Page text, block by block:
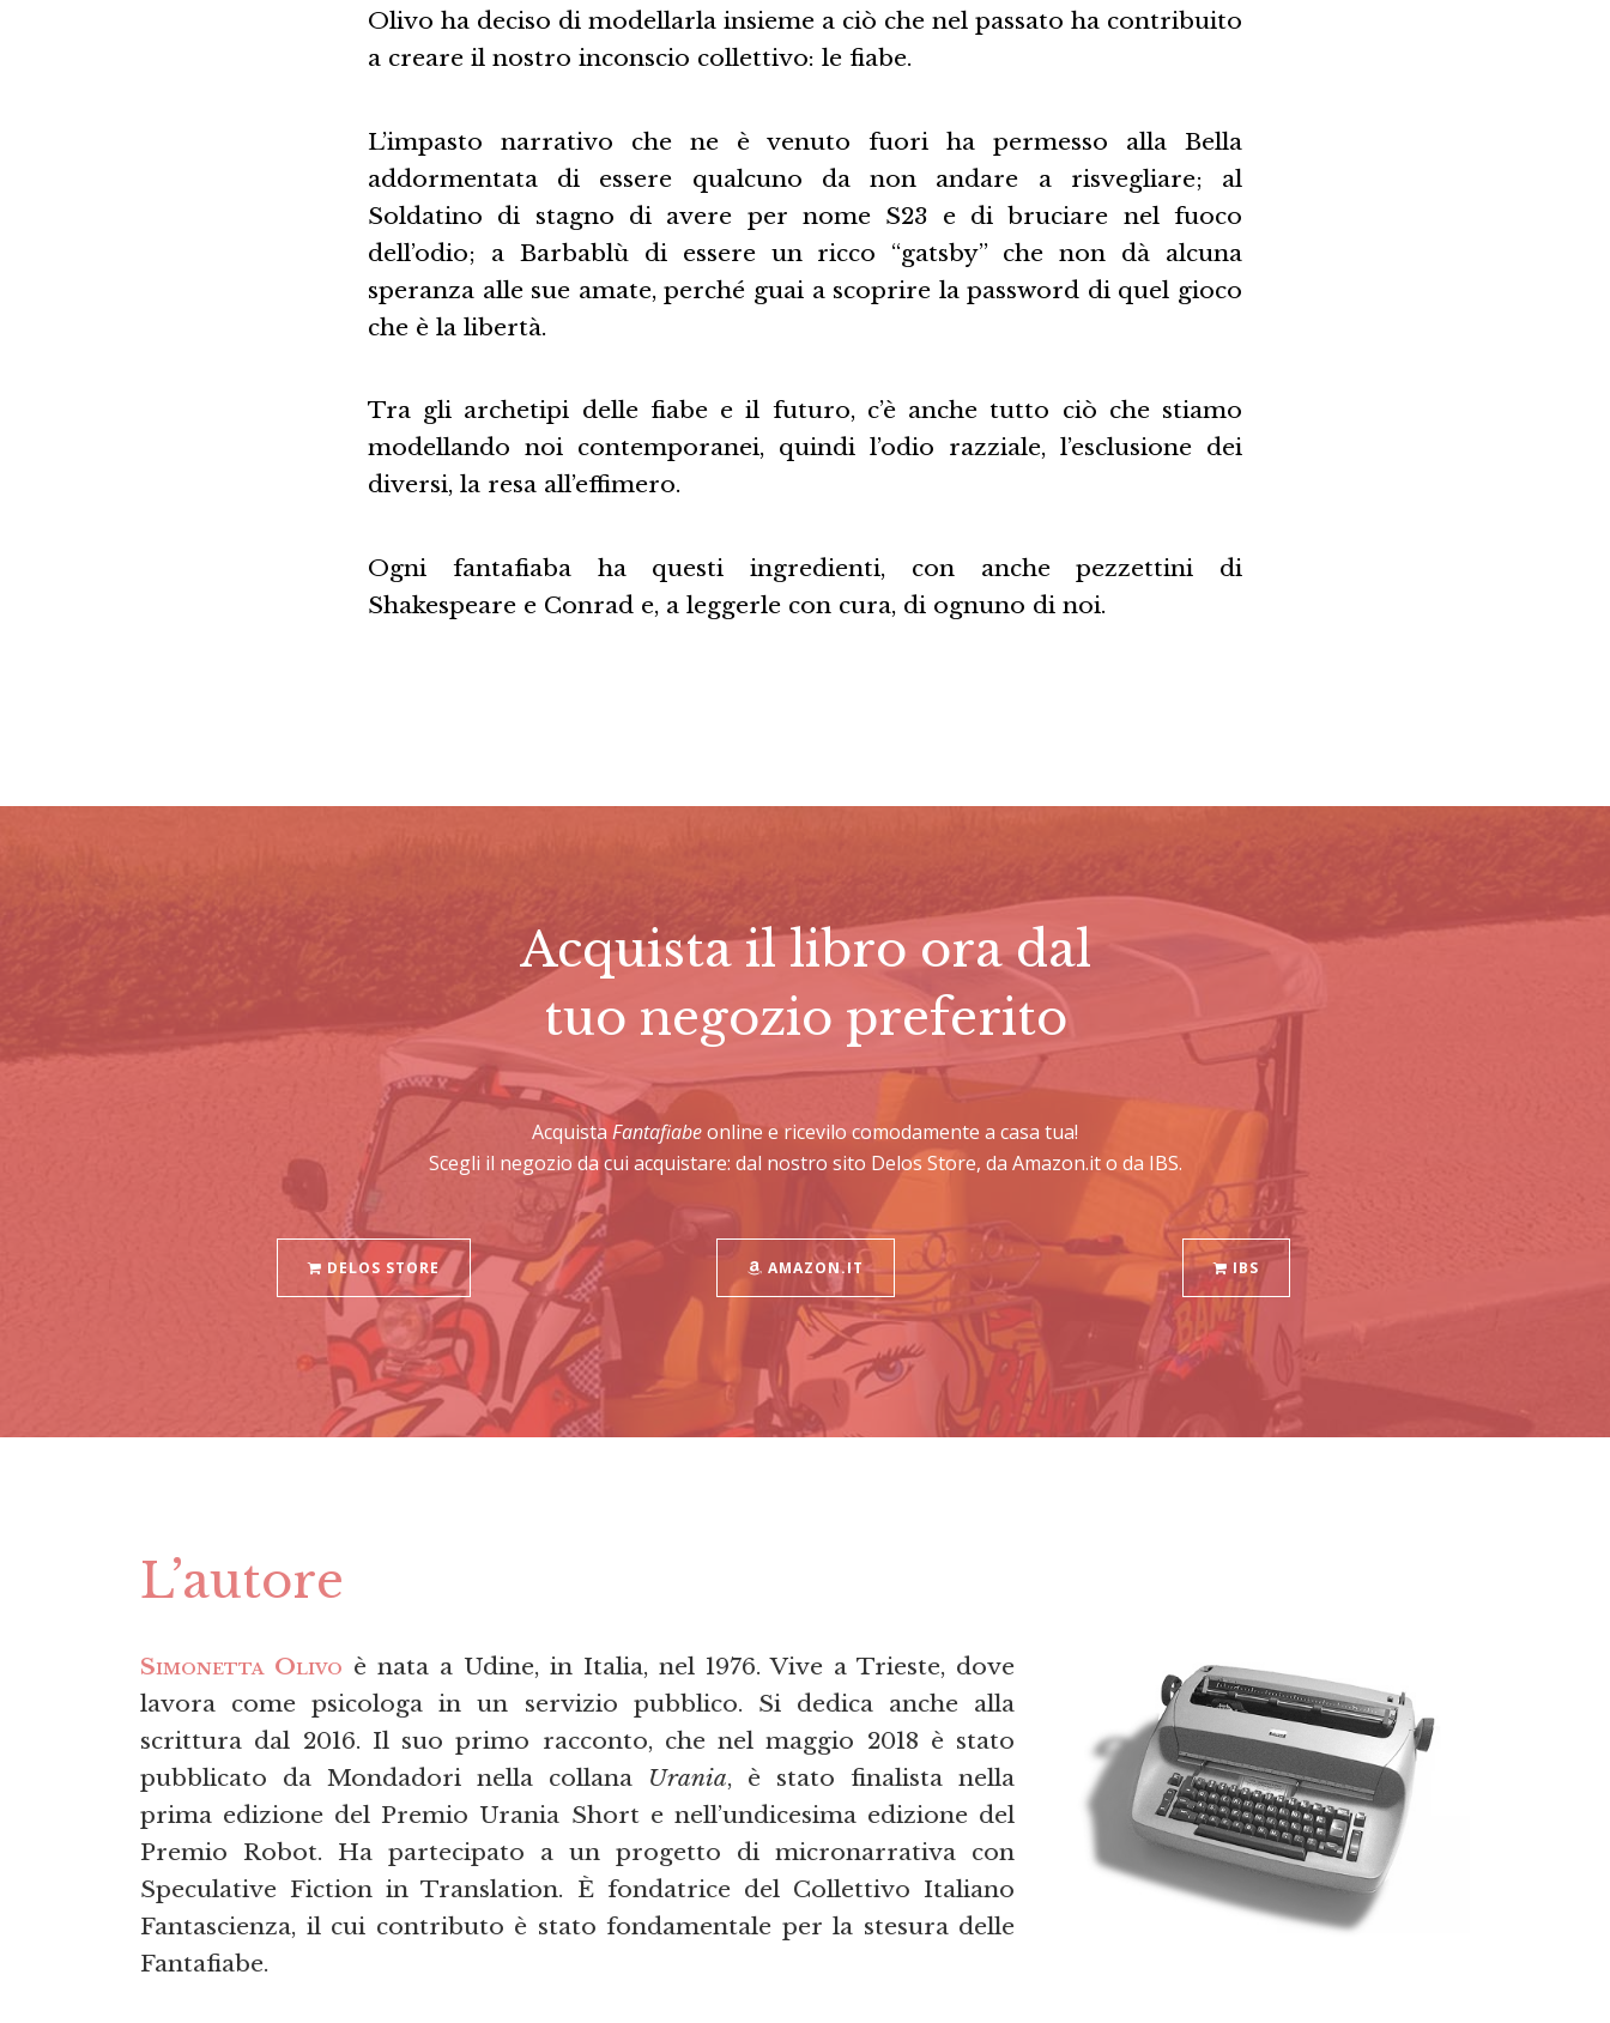
Olivo ha deciso di modellarla insieme a ciò che nel passato ha contribuito
a creare il nostro inconscio collettivo: le fiabe.
L’impasto narrativo che ne è venuto fuori ha permesso alla Bella
addormentata di essere qualcuno da non andare a risvegliare; al
Soldatino di stagno di avere per nome S23 e di bruciare nel fuoco
dell’odio; a Barbablù di essere un ricco “gatsby” che non dà alcuna
speranza alle sue amate, perché guai a scoprire la password di quel gioco
che è la libertà.
Tra gli archetipi delle fiabe e il futuro, c’è anche tutto ciò che stiamo
modellando noi contemporanei, quindi l’odio razziale, l’esclusione dei
diversi, la resa all’effimero.
Ogni fantafiaba ha questi ingredienti, con anche pezzettini di
Shakespeare e Conrad e, a leggerle con cura, di ognuno di noi.
Acquista il libro ora dal
tuo negozio preferito
Acquista Fantafiabeonline e ricevilo comodamente a casa tua!
Scegli il negozio da cui acquistare: dal nostro sito Delos Store, da Amazon.it o da IBS.
DELOS STORE AMAZON.IT IBS
L’autore
Simonetta Olivo è nata a Udine, in Italia, nel 1976. Vive a Trieste, dove
lavora come psicologa in un servizio pubblico. Si dedica anche alla
scrittura dal 2016. Il suo primo racconto, che nel maggio 2018 è stato
pubblicato da Mondadori nella collana Urania, è stato finalista nella
prima edizione del Premio Urania Short e nell’undicesima edizione del
Premio Robot. Ha partecipato a un progetto di micronarrativa con
Speculative Fiction in Translation. È fondatrice del Collettivo Italiano
Fantascienza, il cui contributo è stato fondamentale per la stesura delle
Fantafiabe.